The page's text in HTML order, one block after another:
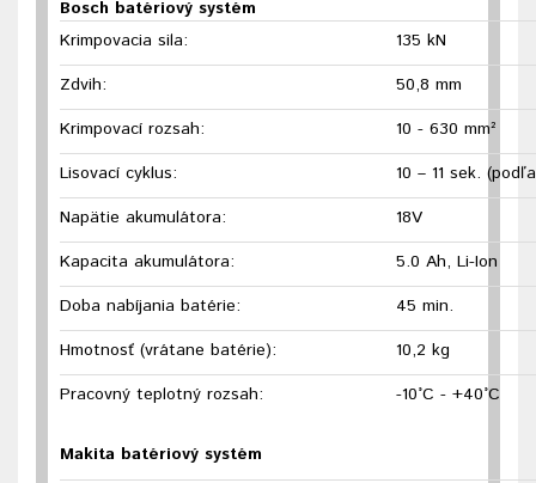
Bosch batériový systém
Krimpovacia sila:
135 kN
Zdvih:
50,8 mm
Krimpovací rozsah:
10 - 630 mm²
Lisovací cyklus:
10 – 11 sek.
Napätie akumulátora:
18V
Kapacita akumulátora:
5.0 Ah, Li-Ion
Doba nabíjania batérie:
45 min.
Hmotnosť (vrátane batérie):
10,2 kg
Pracovný teplotný rozsah:
-10°C - +40°C
Makita batériový systém